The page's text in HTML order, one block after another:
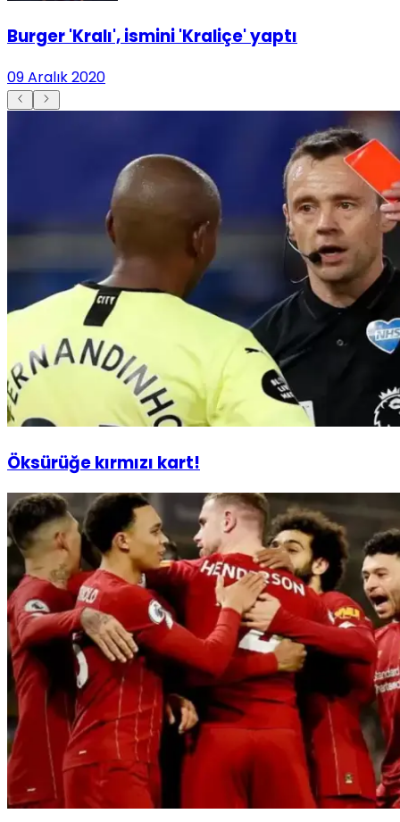
Burger 'Kralı', ismini 'Kraliçe' yaptı
09 Aralık 2020
Öksürüğe kırmızı kart!